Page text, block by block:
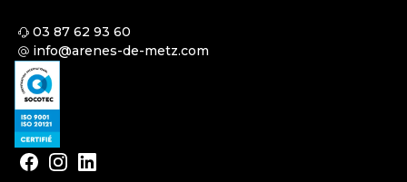
03 87 62 93 60
info@arenes-de-metz.com